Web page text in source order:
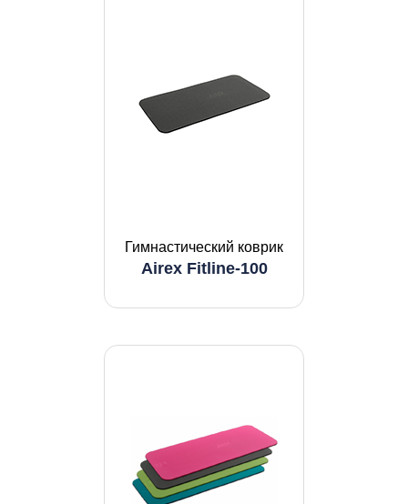
Гимнастический коврик
Airex Fitline-100